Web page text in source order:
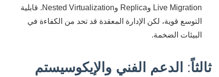
Live Migration وReplica وNested Virtualization. قابلية
التوسع قوية، لكن الإدارة المعقدة قد تحد من الكفاءة في
البيئات الضخمة.
ثالثاً: الدعم الفني والإيكوسيستم